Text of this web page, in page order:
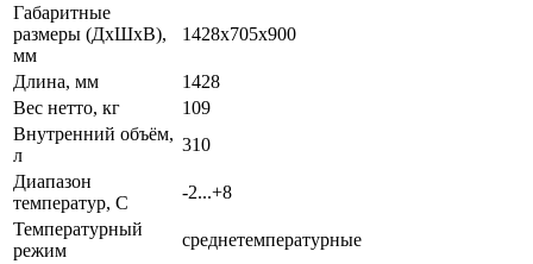
Габаритные
размеры (ДхШхВ),
мм
1428х705х900
Длина, мм
1428
Вес нетто, кг
109
Внутренний объём,
л
310
Диапазон
температур, C
-2...+8
Температурный
режим
среднетемпературные